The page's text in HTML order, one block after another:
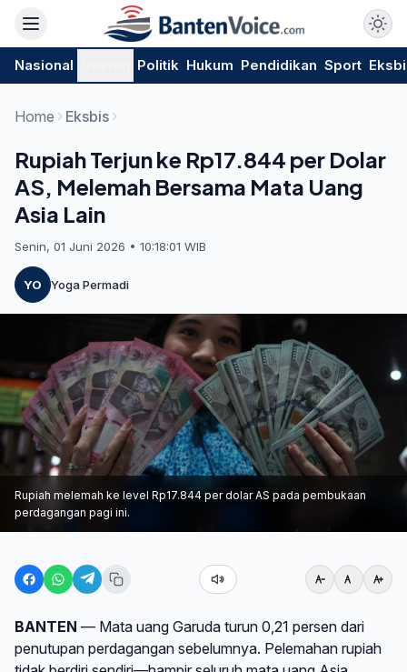
Nasional Politik Hukum Pendidikan Sport
Home Eksbis
Rupiah Terjun ke Rp17.844 per Dolar
AS, Melemah Bersama Mata Uang
Asia Lain
Senin, 01 Juni 2026 • 10:18:01 WIB
YO Yoga Permadi
Rupiah melemah ke level Rp17.844 per dolar AS pada pembukaan
perdagangan pagi ini.
BANTEN — Mata uang Garuda turun 0,21 persen dari
penutupan perdagangan sebelumnya. Pelemahan rupiah